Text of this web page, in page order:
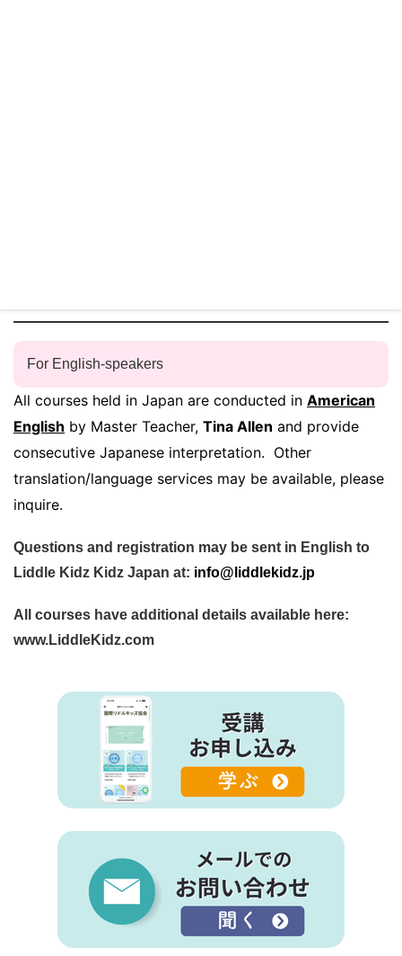
For English-speakers
All courses held in Japan are conducted in American
English by Master Teacher, Tina Allen and provide
consecutive Japanese interpretation. Other
translation/language services may be available, please
inquire.
Questions and registration may be sent in English to
Liddle Kidz Kidz Japan at: info@liddlekidz.jp
All courses have additional details available here:
www.LiddleKidz.com